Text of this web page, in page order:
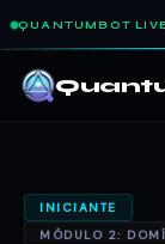
QUANTUMBOT
INICIANTE
MÓDULO 2: